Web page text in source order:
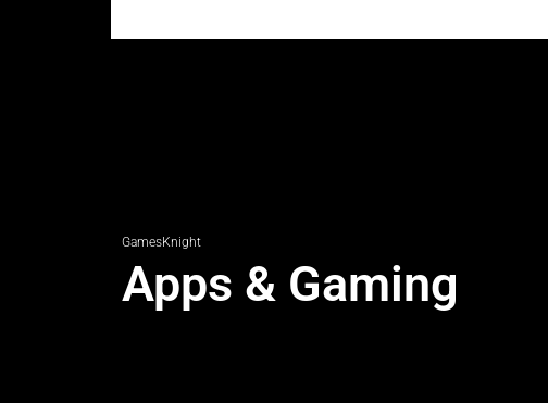
GamesKnight
Apps & Gaming